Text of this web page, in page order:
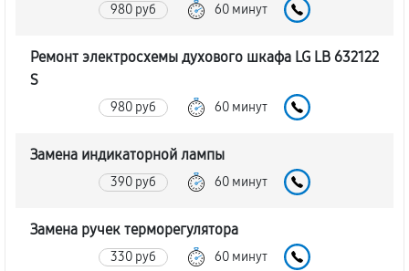
980 руб 60 минут
Ремонт электросхемы духового шкафа LG LB 632122
S
980 руб 60 минут
Замена индикаторной лампы
390 руб 60 минут
Замена ручек терморегулятора
330 руб 60 минут